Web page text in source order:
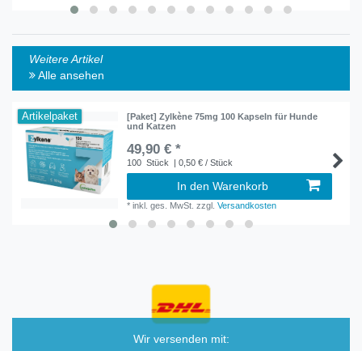
Weitere Artikel
Alle ansehen
Artikelpaket
[Paket] Zylkène 75mg 100 Kapseln für Hunde
und Katzen
49,90 € *
100 Stück | 0,50 € / Stück
In den Warenkorb
*inkl. ges. MwSt. zzgl.Versandkosten
Wir versenden mit: